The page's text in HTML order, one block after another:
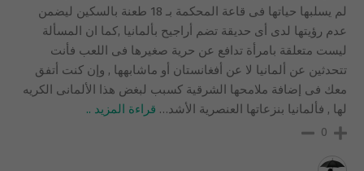
لم يسلبها حياتها فى قاعة المحكمة بـ 18 طعنة بالسكين ليضمن
عدم رؤيتها لدى أى حديقة تضم أراجيح بألمانيا ,كما ان المسألة
ليست متعلقة بامرأة تدافع عن حرية صغيرها فى اللعب فأنت
تتحدثين عن ألمانيا لا عن أفغانستان أو ماشابهها , وإن كنت أتفق
معك فى إضافة ملامحها الشرقية كسبب لبغض هذا الألمانى الكريه
لها , فألمانيا بنزعاتها العنصرية الأشد… قراءة المزيد ..
0